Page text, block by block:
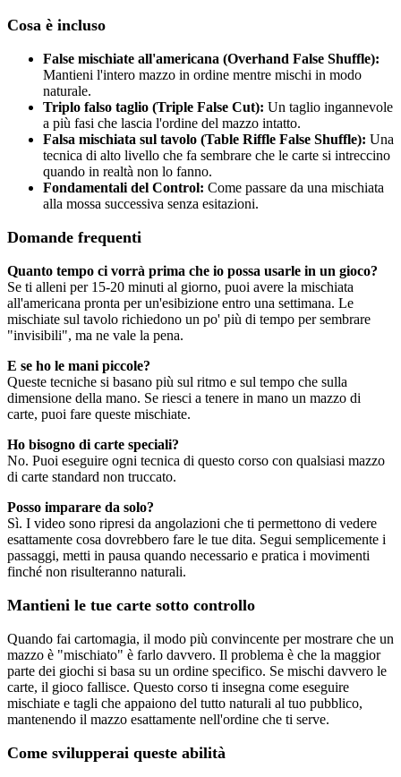
Cosa è incluso
False mischiate all'americana (Overhand False Shuffle):
Mantieni l'intero mazzo in ordine mentre mischi in modo
naturale.
Triplo falso taglio (Triple False Cut): Un taglio ingannevole
a più fasi che lascia l'ordine del mazzo intatto.
Falsa mischiata sul tavolo (Table Riffle False Shuffle): Una
tecnica di alto livello che fa sembrare che le carte si intreccino
quando in realtà non lo fanno.
Fondamentali del Control: Come passare da una mischiata
alla mossa successiva senza esitazioni.
Domande frequenti
Quanto tempo ci vorrà prima che io possa usarle in un gioco?
Se ti alleni per 15-20 minuti al giorno, puoi avere la mischiata
all'americana pronta per un'esibizione entro una settimana. Le
mischiate sul tavolo richiedono un po' più di tempo per sembrare
"invisibili", ma ne vale la pena.
E se ho le mani piccole?
Queste tecniche si basano più sul ritmo e sul tempo che sulla
dimensione della mano. Se riesci a tenere in mano un mazzo di
carte, puoi fare queste mischiate.
Ho bisogno di carte speciali?
No. Puoi eseguire ogni tecnica di questo corso con qualsiasi mazzo
di carte standard non truccato.
Posso imparare da solo?
Sì. I video sono ripresi da angolazioni che ti permettono di vedere
esattamente cosa dovrebbero fare le tue dita. Segui semplicemente i
passaggi, metti in pausa quando necessario e pratica i movimenti
finché non risulteranno naturali.
Mantieni le tue carte sotto controllo
Quando fai cartomagia, il modo più convincente per mostrare che un
mazzo è "mischiato" è farlo davvero. Il problema è che la maggior
parte dei giochi si basa su un ordine specifico. Se mischi davvero le
carte, il gioco fallisce. Questo corso ti insegna come eseguire
mischiate e tagli che appaiono del tutto naturali al tuo pubblico,
mantenendo il mazzo esattamente nell'ordine che ti serve.
Come svilupperai queste abilità